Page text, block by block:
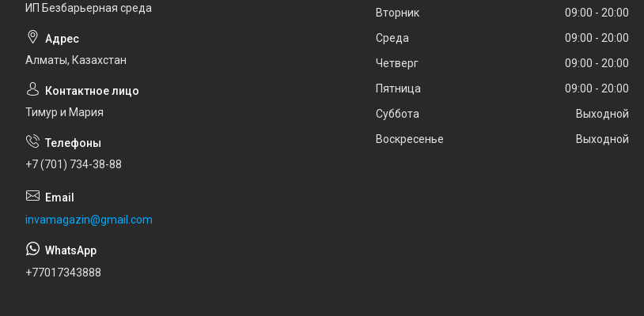
ИП Безбарьерная среда
Алматы, Казахстан
Тимур и Мария
+7 (701) 734-38-88
invamagazin@gmail.com
+77017343888
Вторник
09:00
20:00
Среда
09:00
20:00
Четверг
09:00
20:00
Пятница
09:00
20:00
Суббота
Выходной
Воскресенье
Выходной